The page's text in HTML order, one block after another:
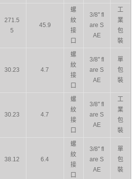
271.5
5
45.9
螺
紋
接
口
3/8'' fl
are S
AE
工
業
包
裝
30.23 4.7
螺
紋
接
口
3/8'' fl
are S
AE
單
包
裝
30.23 4.7
螺
紋
接
口
3/8'' fl
are S
AE
工
業
包
裝
38.12 6.4
螺
紋
接
口
3/8'' fl
are S
AE
單
包
裝